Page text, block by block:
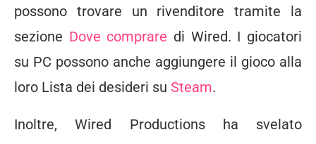
possono trovare un rivenditore tramite la
sezione Dove comprare di Wired. I giocatori
su PC possono anche aggiungere il gioco alla
loro Lista dei desideri su Steam.
Inoltre, Wired Productions ha svelato